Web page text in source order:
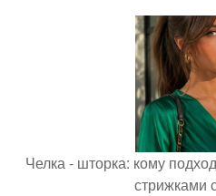
Челка - шторка: кому
стрижками